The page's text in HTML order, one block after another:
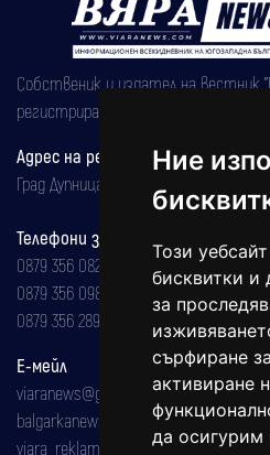
Ние
Този
бисквитки и
за
сърфиране
активиране
да осигурим
Собственик и издател на вестник
регистрирана на 08.05.2002 година.
Адрес на редакцията
Град Дупница, ул.''Христо Ботев" 43
Телефони за реклама и
0879 356 082
0879 356 098
0879 356 289
Е-мейл
viaranews@gmail.com
balgarkanews@gmail.com
viara_reklama@mail.bg